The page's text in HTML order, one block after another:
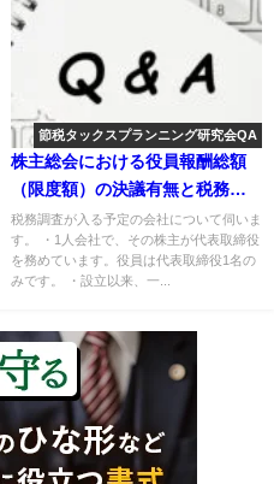
節税タックスプランニング研究会QA
株主総会における役員報酬総額
（限度額）の決議有無と税務調
査への影響について
税務調査が入る予定の会社について伺いま
す。 ・1人会社で、その株主が代表取締役
を務めています。役員は代表取締役1名の
みです。 ・設立以来、一...